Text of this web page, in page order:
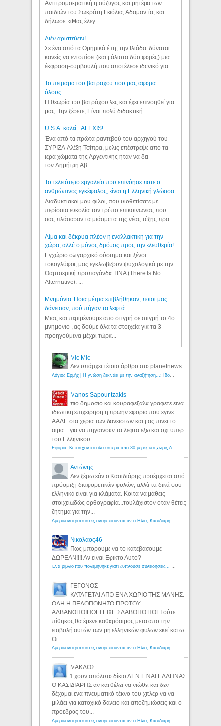
Αντιτρομοκρατική η σύζυγος και μητέρα των
παιδιών του Σωκράτη Γκιόλια, Αδαμαντία, και
δήλωσε: «Μας έλεγ...
Aιέν αριστεύειν!
Σε ένα από τα Ομηρικά έπη, την Ιλιάδα, δύναται
κανείς να εντοπίσει (και μάλιστα δύο φορές) μια
έκφραση-συμβουλή που αποτέλεσε ιδανικό για...
Το πείραμα του βατράχου που μας αφορά
όλους...
Η θεωρία του βατράχου λες και έχει επινοηθεί για
μας. Την ξέρετε; Είναι πολύ διδακτική.
U.S.A. καλεί...ALEXIS!
Ένα από τα πρώτα ραντεβού του αρχηγού του
ΣΥΡΙΖΑ Αλέξη Τσίπρα, μόλις επέστρεψε από τα
ιερά χώματα της Αργεντινής ήταν να δει
τον Δημήτρη Αβ...
Το τελειότερο εργαλείο που επινόησε ποτε ο
ανθρώπινος εγκέφαλος, είναι η Ελληνική γλώσσα.
Διαδυκτιακοί μου φίλοι, που υιοθετίσατε με
περίσσια ευκολία τον τρόπο επικοινωνίας που
σας πλάσαραν τα μιάσματα της νέας τάξης πρα...
Αίμα και δάκρυα πλέον η εναλλακτική για την
χώρα, αλλά ο μόνος δρόμος προς την ελευθερία!
Εγχώριο ολιγαρχικό σύστημα και ξένοι
τοκογλύφοι, μας εγκλωβίζουν ψυχολογικά με την
Θαρτσερική προπαγάνδα TINA (There Is No
Alternative). ...
Μνημόνια: Ποια μέτρα επιβλήθηκαν, ποιοι μας
δάνεισαν, πού πήγαν τα λεφτά...
Μιας και περιμένουμε απο στιγμή σε στιγμή το 4ο
μνημόνιο , ας δούμε όλα τα στοιχεία για τα 3
προηγούμενα μέχρι τώρα...
Mic Mic
Δεν υπάρχει τέτοιο άρθρο στο planetnews
Manos Sapountzakis
πιο δημοσιο και κουραφεξαλα γραφετε ειναι
ιδιωτικη επιχειρηση η πρωην εφορια που εγινε
ΑΑΔΕ στα χερια των δανειστων και μας πινει το
αιμα... για να πηγαινουν τα λεφτα εξω και οχι υπερ
του Ελληνικου...
Αντώνης
Δεν ξέρω εάν ο Κασιδιάρης προέρχεται από
πρόσμιξη διαφορετικών φυλών, αλλά τα δικά σου
ελληνικά είναι για κλάματα. Κοίτα να μάθεις
στοιχειωδώς ορθογραφία...τουλάχιστον όταν θέτεις
ζήτημα για την...
Νικολαος46
Πως μπορουμε να το κατεβασουμε
ΔΩΡΕΑΝ!!!! Αν ειναι Εφικτο Αυτο?
ΓΕΓΟΝΟΣ
ΚΑΤΑΓΕΤΑΙ ΑΠΟ ΕΝΑ ΧΩΡΙΟ ΤΗΣ ΜΑΝΗΣ.
ΟΛΗ Η ΠΕΛΟΠΟΝΗΣΟ ΠΡΩΤΟΥ
ΑΛΒΑΝΟΠΟΙΗΘΕΙ ΕΙΧΕ ΣΛΑΒΟΠΟΙΗΘΕΙ ούτε
πίθηκος θα έμενε καθαρόαιμος μετα απο την
εισβολή αυτών των μη ελληνικών φυλων εκεί κατω.
Οι...
ΜΑΚΔΟΣ
Έχουν απόλυτο δίκιο ΔΕΝ ΕΙΝΑΙ ΕΛΛΗΝΑΣ
Ο ΚΑΣΙΔΙΑΡΗΣ αν και θέλει να νιώθει και δεν
δέχομαι ενα πνευματικό τέκνο του χιτλερ να να
μιλάει για κατοχικό δανειο και αποζημιώσεις και ο
πρόεδρος του...